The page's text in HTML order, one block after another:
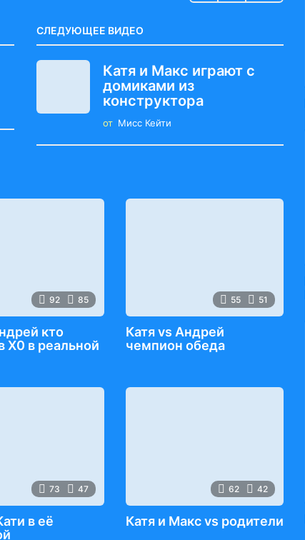
СЛЕДУЮЩЕЕ ВИДЕО
Катя и Макс играют с
домиками из
конструктора
от Мисс Кейти
92 85
кто
Х0 в реальной
55 51
Катя vs Андрей
чемпион обеда
73 47
в её
62 42
Катя и Макс vs родители